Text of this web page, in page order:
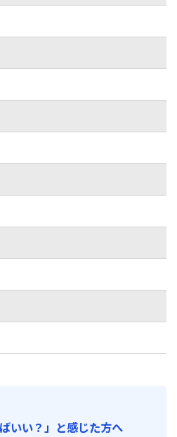
いい？」と感じた方へ